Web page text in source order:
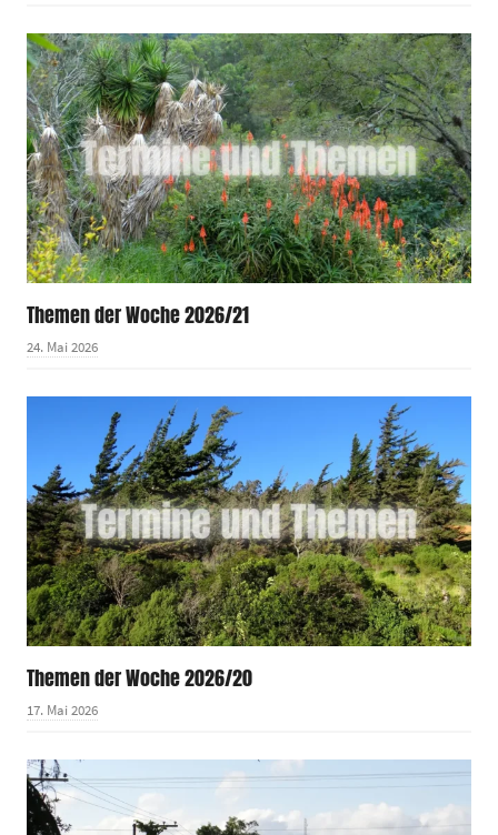
Themen der Woche 2026/21
24. Mai 2026
Themen der Woche 2026/20
17. Mai 2026